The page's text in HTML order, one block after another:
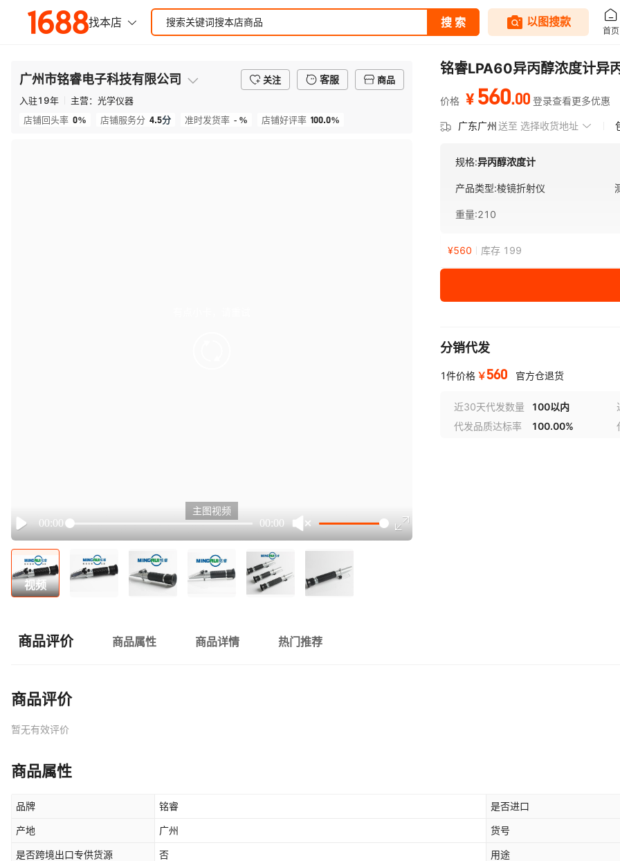
广州市铭睿电子科技有限公司 关注 客服
商品
入驻19年 主营： 光学仪器
店铺回头率 0% 店铺服务分 4.5分 准时发货率 - % 店铺好评率 100.0%
Play
00:00 00:00
主图视频
视频
铭睿LPA60异丙醇浓度计异
价格 ¥ 560.00 登录查看更多优惠
广东广州送至 选择收货地址
规格:异丙醇浓度计
产品类型:棱镜折射仪
重量:210
¥560 库存 199
分销代发
1件价格 ￥560 官方仓退货
近30天代发数量 100以内
代发品质达标率
100.00%
商品评价 商品属性 商品详情 热门推荐
商品评价
暂无有效评价
商品属性
品牌 铭睿 是否进口
产地 广州 货号
是否跨境出口专供货源 否 用途